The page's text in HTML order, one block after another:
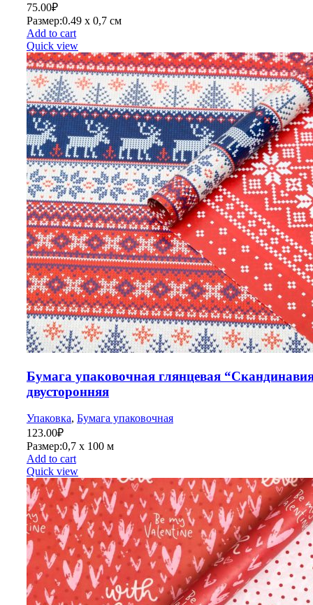
75.00₽
Размер:0.49 х 0,7 см
Add to cart
Quick view
Бумага упаковочная глянцевая
двусторонняя
Упаковка, Бумага упаковочная
123.00₽
Размер:0,7 х 100 м
Add to cart
Quick view